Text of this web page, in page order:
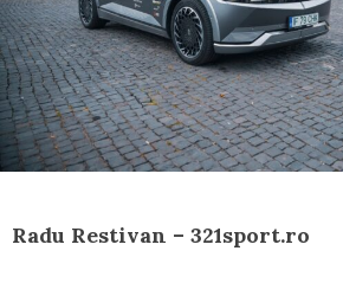
Radu Restivan – 321sport.ro